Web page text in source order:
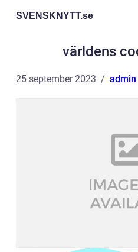
SVENSKNYTT.se
världens
25 september 2023 admin